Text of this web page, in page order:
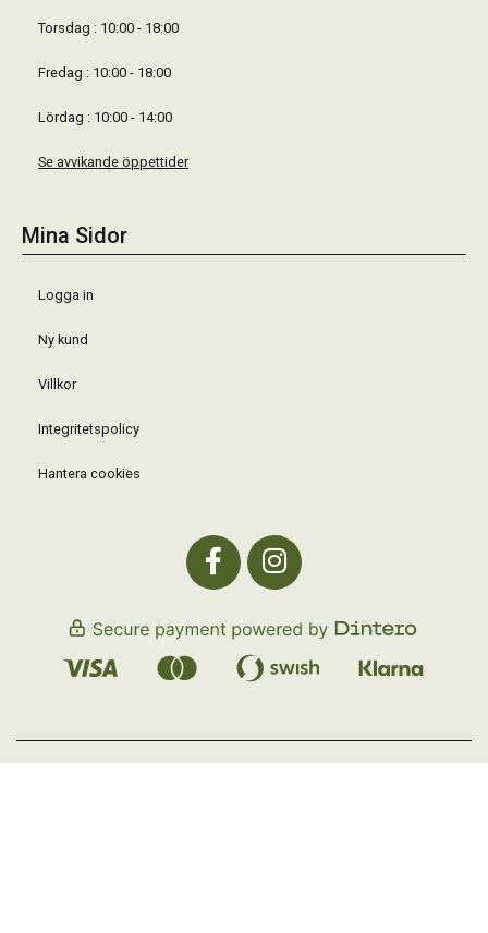
Torsdag : 10:00 - 18:00
Fredag : 10:00 - 18:00
Lördag : 10:00 - 14:00
Se avvikande öppettider
Mina Sidor
Logga in
Ny kund
Villkor
Integritetspolicy
Hantera cookies